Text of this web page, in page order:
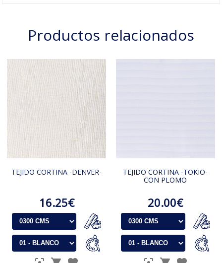
Productos relacionados
TEJIDO CORTINA -DENVER-
16.25€
TEJIDO CORTINA -TOKIO-
CON PLOMO
20.00€